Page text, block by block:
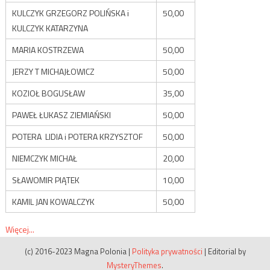
KULCZYK GRZEGORZ POLIŃSKA i
KULCZYK KATARZYNA
50,00
MARIA KOSTRZEWA
50,00
JERZY T MICHAJŁOWICZ
50,00
KOZIOŁ BOGUSŁAW
35,00
PAWEŁ ŁUKASZ ZIEMIAŃSKI
50,00
POTERA LIDIA i POTERA KRZYSZTOF
50,00
NIEMCZYK MICHAŁ
20,00
SŁAWOMIR PIĄTEK
10,00
KAMIL JAN KOWALCZYK
50,00
Więcej...
(c) 2016-2023 Magna Polonia | Polityka prywatności | Editorial by
MysteryThemes.